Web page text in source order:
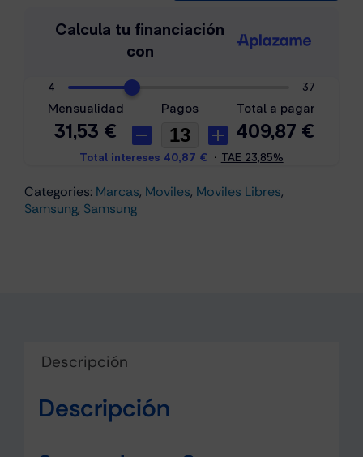
S24
8GB/128GB
Grafito
cantidad
Categories: Marcas, Moviles, Moviles Libres,
Samsung, Samsung
Descripción
Descripción